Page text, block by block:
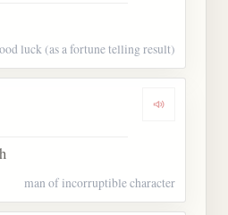
luck (as a fortune telling result)
Dengarkan
man of incorruptible character